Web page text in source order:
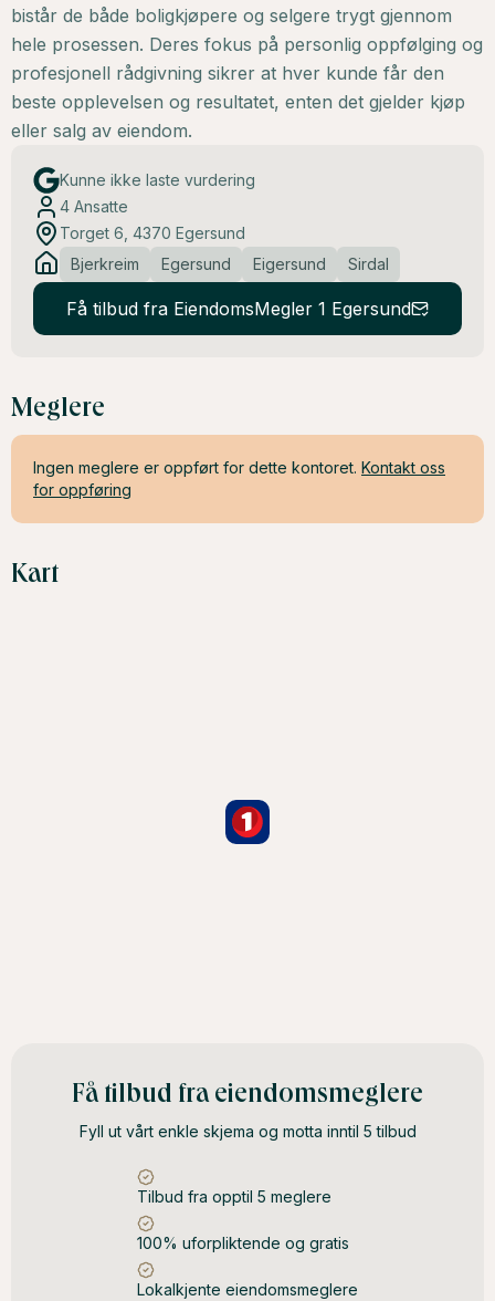
bistår de både boligkjøpere og selgere trygt gjennom
hele prosessen. Deres fokus på personlig oppfølging og
profesjonell rådgivning sikrer at hver kunde får den
beste opplevelsen og resultatet, enten det gjelder kjøp
eller salg av eiendom.
Kunne ikke laste vurdering
4 Ansatte
Torget 6, 4370 Egersund
Bjerkreim
Egersund Eigersund Sirdal
Få tilbud fra EiendomsMegler 1 Egersund
Meglere
Ingen meglere er oppført for dette kontoret. Kontakt oss
for oppføring
Kart
Få tilbud fra eiendomsmeglere
Fyll ut vårt enkle skjema og motta inntil 5 tilbud
Tilbud fra opptil 5 meglere
100% uforpliktende og gratis
Lokalkjente eiendomsmeglere